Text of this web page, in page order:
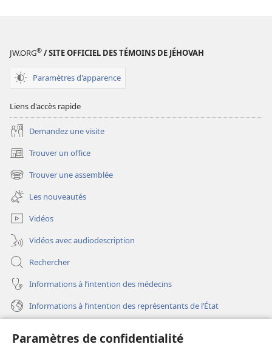
Paramètres de confidentialité
Étude
JW.ORG® / SITE OFFICIEL DES TÉMOINS DE JÉHOVAH
Paramètres d'apparence
Liens d'accès rapide
Demandez une visite
Trouver un office
(ouvre
une
nouvelle
fenêtre)
Trouver une assemblée
(ouvre
une
nouvelle
fenêtre)
Les nouveautés
Vidéos
Vidéos avec audiodescription
Rechercher
Informations à l’intention des médecins
Informations à l’intention des représentants de l’État